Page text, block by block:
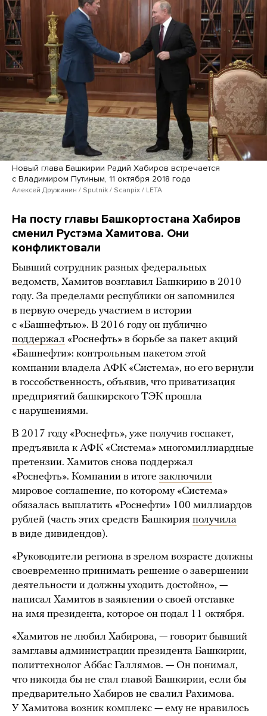
Новый глава Башкирии Радий Хабиров встречается
с Владимиром Путиным, 11 октября 2018 года
Алексей Дружинин / Sputnik / Scanpix / LETA
На посту главы Башкортостана Хабиров
сменил Рустэма Хамитова. Они
конфликтовали
Бывший сотрудник разных федеральных
ведомств, Хамитов возглавил Башкирию в 2010
году. За пределами республики он запомнился
в первую очередь участием в истории
с «Башнефтью». В 2016 году он публично
поддержал «Роснефть» в борьбе за пакет акций
«Башнефти»: контрольным пакетом этой
компании владела АФК «Система», но его вернули
в госсобственность, объявив, что приватизация
предприятий башкирского ТЭК прошла
с нарушениями.
В 2017 году «Роснефть», уже получив госпакет,
предъявила к АФК «Система» многомиллиардные
претензии. Хамитов снова поддержал
«Роснефть». Компании в итоге заключили
мировое соглашение, по которому «Система»
обязалась выплатить «Роснефти» 100 миллиардов
рублей (часть этих средств Башкирия получила
в виде дивидендов).
«Руководители региона в зрелом возрасте должны
своевременно принимать решение о завершении
деятельности и должны уходить достойно», —
написал Хамитов в заявлении о своей отставке
на имя президента, которое он подал 11 октября.
«Хамитов не любил Хабирова, — говорит бывший
замглавы администрации президента Башкирии,
политтехнолог Аббас Галлямов. — Он понимал,
что никогда бы не стал главой Башкирии, если бы
предварительно Хабиров не свалил Рахимова.
У Хамитова возник комплекс — ему не нравилось